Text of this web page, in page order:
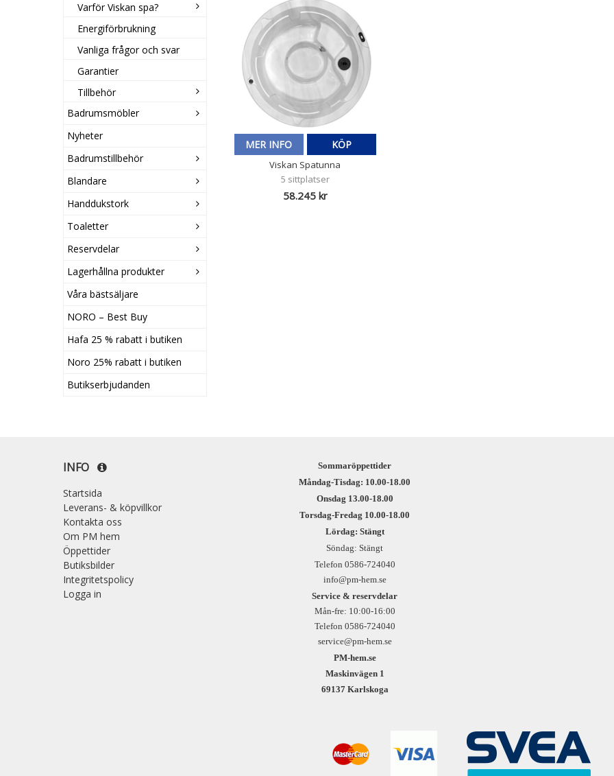
Varför Viskan spa?
Energiförbrukning
Vanliga frågor och svar
Garantier
Tillbehör
Badrumsmöbler
Nyheter
Badrumstillbehör
Blandare
Handdukstork
Toaletter
Reservdelar
Lagerhållna produkter
Våra bästsäljare
NORO – Best Buy
Hafa 25 % rabatt i butiken
Noro 25% rabatt i butiken
Butikserbjudanden
MER INFO KÖP
Viskan Spatunna
5 sittplatser
58.245 kr
INFO
Startsida
Leverans- & köpvillkor
Kontakta oss
Om PM hem
Öppettider
Butiksbilder
Integritetspolicy
Logga in
Sommaröppettider
Måndag-Tisdag: 10.00-18.00
Onsdag 13.00-18.00
Torsdag-Fredag 10.00-18.00
Lördag: Stängt
Söndag: Stängt
Telefon 0586-724040
info@pm-hem.se
Service & reservdelar
Mån-fre: 10:00-16:00
Telefon 0586-724040
service@pm-hem.se
PM-hem.se
Maskinvägen 1
69137 Karlskoga